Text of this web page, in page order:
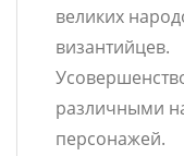
великих
византийцев.
различными
персонажей.